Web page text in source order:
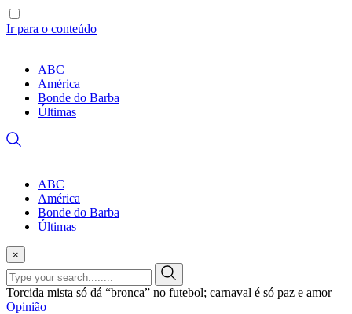
Ir para o conteúdo
ABC
América
Bonde do Barba
Últimas
ABC
América
Bonde do Barba
Últimas
×
Torcida mista só dá “bronca” no futebol; carnaval é só paz e amor
Opinião